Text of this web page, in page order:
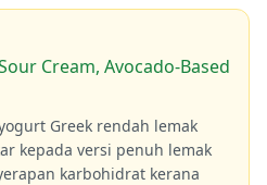
Cream, Avocado-Based
Greek rendah lemak
kepada versi penuh lemak
karbohidrat kerana